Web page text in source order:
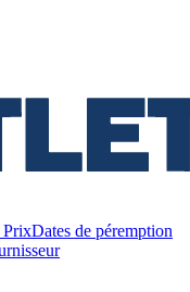
Dates de péremption